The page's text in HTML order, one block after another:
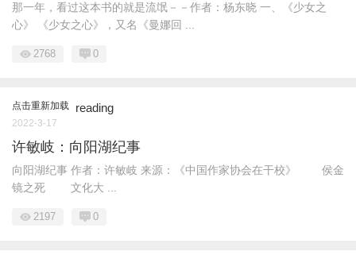
那一年，看过这本书的就是流氓－－作者：杨东晓 一、《少女之
心》 《少女之心》，又名《曼娜回 ...
2768 0
点击重新加载 reading
2022-3-17
许敏岐：向阳湖纪事
向阳湖纪事 作者：许敏岐 来源：《中国作家协会在干校》 侯金
镜之死 文化大 ...
2197 0